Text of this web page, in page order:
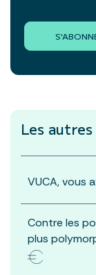
Les
VUCA, vous
Contre les
plus